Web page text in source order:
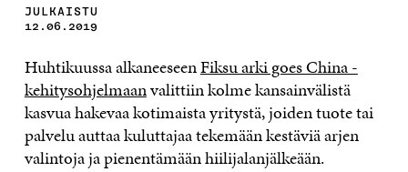
JULKAISTU
12.06.2019
Huhtikuussa alkaneeseenFiksu arki goes China -
kehitysohjelmaanvalittiin kolme kansainvälistä
kasvua hakevaa kotimaista yritystä, joiden tuote tai
palvelu auttaa kuluttajaa tekemään kestäviä arjen
valintoja ja pienentämään hiilijalanjälkeään.